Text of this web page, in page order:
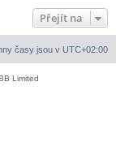
Přejít na
časy jsou v UTC+02:00
Limited